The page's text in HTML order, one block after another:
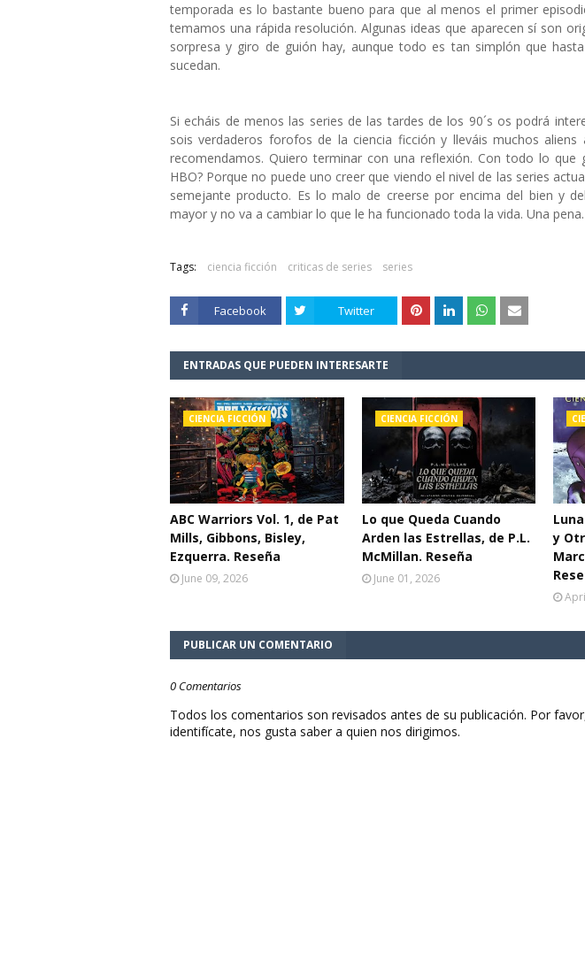
temporada es lo bastante bueno para que al menos el primer
temamos una rápida resolución. Algunas ideas que aparecen sí son
sorpresa y giro de guión hay, aunque todo es tan simplón que
sucedan.
Si echáis de menos las series de las tardes de los 90´s os podrá
sois verdaderos forofos de la ciencia ficción y lleváis muchos
recomendamos. Quiero terminar con una reflexión. Con todo lo que
HBO? Porque no puede uno creer que viendo el nivel de las series
semejante producto. Es lo malo de creerse por encima del bien y
mayor y no va a cambiar lo que le ha funcionado toda la vida. Una pena.
Tags: ciencia ficción criticas de series series
Facebook Twitter
ENTRADAS QUE PUEDEN INTERESARTE
CIENCIA FICCIÓN
ABC Warriors Vol. 1, de Pat
Mills, Gibbons, Bisley,
Ezquerra. Reseña
June 09, 2026
CIENCIA FICCIÓN
Lo que Queda Cuando
Arden las Estrellas, de P.L.
McMillan. Reseña
June 01, 2026
y
PUBLICAR UN COMENTARIO
0 Comentarios
Todos los comentarios son revisados antes de su publicación. Por
identifícate, nos gusta saber a quien nos dirigimos.